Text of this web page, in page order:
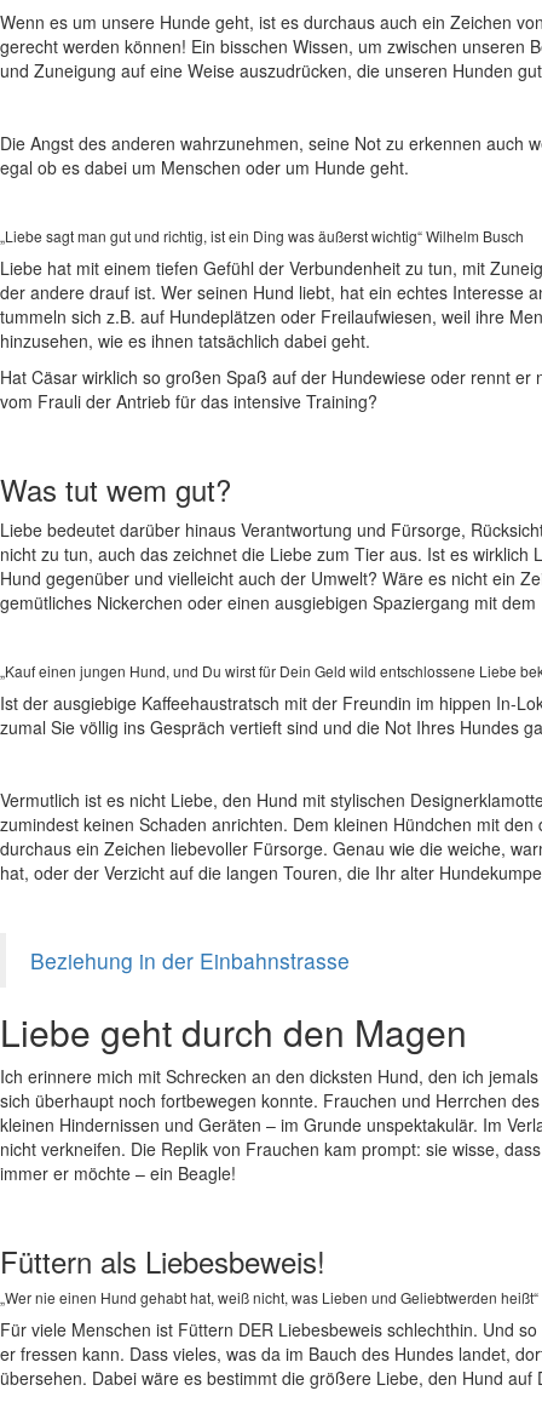
Wenn es um unsere Hunde geht, ist es durchaus auch ein Zeichen
gerecht werden können! Ein bisschen Wissen, um zwischen
und Zuneigung auf eine Weise auszudrücken, die unseren Hunden
Die Angst des anderen wahrzunehmen, seine Not zu erkennen auch
egal ob es dabei um Menschen oder um Hunde geht.
„Liebe sagt man gut und richtig, ist ein Ding was äußerst wichtig“ Wilhelm Busch
Liebe hat mit einem tiefen Gefühl der Verbundenheit zu tun, mit
der andere drauf ist. Wer seinen Hund liebt, hat ein echtes Interesse
tummeln sich z.B. auf Hundeplätzen oder Freilaufwiesen, weil ihre
hinzusehen, wie es ihnen tatsächlich dabei geht.
Hat Cäsar wirklich so großen Spaß auf der Hundewiese oder rennt
vom Frauli der Antrieb für das intensive Training?
Was tut wem gut?
Liebe bedeutet darüber hinaus Verantwortung und Fürsorge,
nicht zu tun, auch das zeichnet die Liebe zum Tier aus. Ist es
Hund gegenüber und vielleicht auch der Umwelt? Wäre es nicht ein
gemütliches Nickerchen oder einen ausgiebigen Spaziergang mit
„Kauf einen jungen Hund, und Du wirst für Dein Geld wild entschlossene Liebe
Ist der ausgiebige Kaffeehaustratsch mit der Freundin im hippen In-
zumal Sie völlig ins Gespräch vertieft sind und die Not Ihres Hundes
Vermutlich ist es nicht Liebe, den Hund mit stylischen
zumindest keinen Schaden anrichten. Dem kleinen Hündchen mit
durchaus ein Zeichen liebevoller Fürsorge. Genau wie die weiche,
hat, oder der Verzicht auf die langen Touren, die Ihr alter
Beziehung in der Einbahnstrasse
Liebe geht durch den Magen
Ich erinnere mich mit Schrecken an den dicksten Hund, den ich
sich überhaupt noch fortbewegen konnte. Frauchen und Herrchen
kleinen Hindernissen und Geräten – im Grunde unspektakulär. Im
nicht verkneifen. Die Replik von Frauchen kam prompt: sie wisse,
immer er möchte – ein Beagle!
Füttern als Liebesbeweis!
„Wer nie einen Hund gehabt hat, weiß nicht, was Lieben und Geliebtwerden
Für viele Menschen ist Füttern DER Liebesbeweis schlechthin. Und
er fressen kann. Dass vieles, was da im Bauch des Hundes landet,
übersehen. Dabei wäre es bestimmt die größere Liebe, den Hund